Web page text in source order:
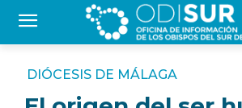
DIÓCESIS DE MÁLAGA